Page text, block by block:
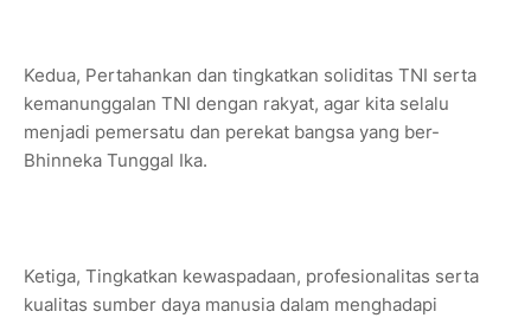
Kedua, Pertahankan dan tingkatkan soliditas TNI serta
kemanunggalan TNI dengan rakyat, agar kita selalu
menjadi pemersatu dan perekat bangsa yang ber-
Bhinneka Tunggal Ika.
Ketiga, Tingkatkan kewaspadaan, profesionalitas serta
kualitas sumber daya manusia dalam menghadapi